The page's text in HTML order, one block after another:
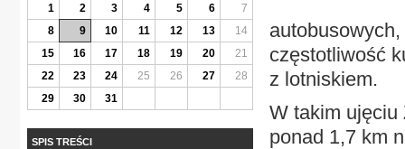
częstotliwość
z lotniskiem.
W takim ujęciu
ponad 1,7 km
1
2 3 4 5 6
7
8
9 10 11 12 13
14
15
16 17 18 19 20
21
22
23 24 25 26 27
28
29
30 31
SPIS TREŚCI